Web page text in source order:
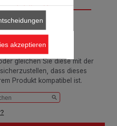
für 11
in das unten
gleichen Sie diese mit der
dass dieses
Produkt kompatibel ist.
akzeptieren